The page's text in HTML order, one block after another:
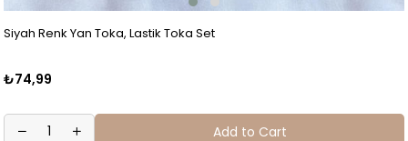
Siyah Renk Yan Toka, Lastik Toka Set
₺74,99
Add to Cart